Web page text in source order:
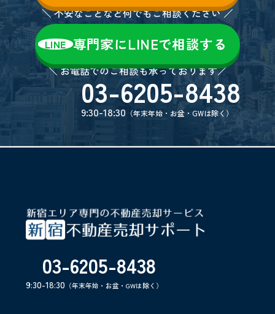
＼ 不安なことなど何でもご相談ください ／
LINE 専門家にLINEで相談する
＼ お電話でのご相談も承っております／
03-6205-8438
9:30-18:30 （年末年始・お盆・GWは除く）
03-6205-8438
9:30-18:30 （年末年始・お盆・GWは除く）